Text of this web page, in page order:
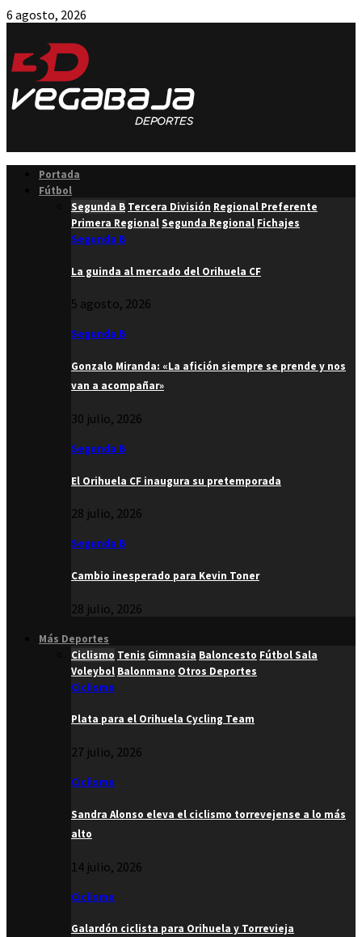
6 agosto, 2026
Portada
Fútbol
Segunda B Tercera División Regional Preferente
Primera RegionalSegunda Regional Fichajes
Segunda B
La guinda al mercado del Orihuela CF
5 agosto, 2026
Segunda B
Gonzalo Miranda: «La afición siempre se prende y nos
van a acompañar»
30 julio, 2026
Segunda B
El Orihuela CF inaugura su pretemporada
28 julio, 2026
Segunda B
Cambio inesperado para Kevin Toner
28 julio, 2026
Más Deportes
Ciclismo Tenis Gimnasia Baloncesto Fútbol Sala
Voleybol Balonmano Otros Deportes
Ciclismo
Plata para el Orihuela Cycling Team
27 julio, 2026
Ciclismo
Sandra Alonso eleva el ciclismo torrevejense a lo más
alto
14 julio, 2026
Ciclismo
Galardón ciclista para Orihuela y Torrevieja